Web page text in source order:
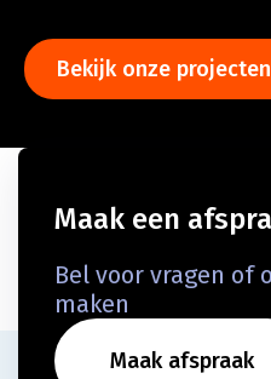
Bekijk onze projecten
Maak een
Bel voor vragen of
maken
Maak afspraak